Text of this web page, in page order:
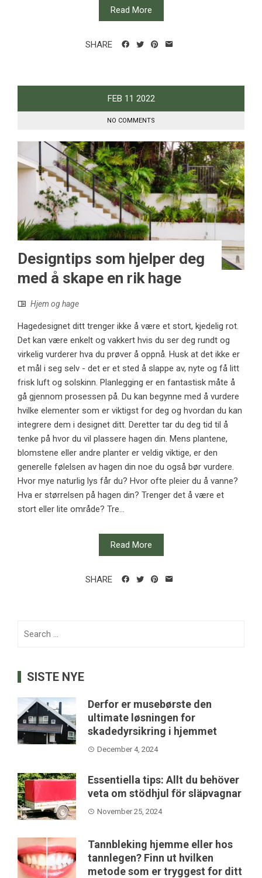
Read More
SHARE
FEB 11 2022
NO COMMENTS
Designtips som hjelper deg
med å skape en rik hage
Hjem og hage
Hagedesignet ditt trenger ikke å være et stort, kjedelig rot.
Det kan være enkelt og vakkert hvis du ser deg rundt og
virkelig vurderer hva du prøver å oppnå. Husk at det ikke er
et mål i seg selv - det er et sted å slappe av, nyte og få litt
frisk luft og solskinn. Planlegging er en fantastisk måte å
gå gjennom prosessen på. Du kan begynne med å vurdere
hvilke elementer som er viktigst for deg og hvordan du kan
integrere dem i designet ditt. Deretter tar du deg tid til å
tenke på hvor du vil plassere hagen din. Mens plantene,
blomstene eller andre planter er veldig viktige, er den
generelle følelsen av hagen din noe du også bør vurdere.
Hvor mye naturlig lys får du? Hvor ofte pleier du å vanne?
Hva er størrelsen på hagen din? Trenger det å være et
stort eller lite område? Tre...
Read More
SHARE
SISTE NYE
Derfor er musebørste den
ultimate løsningen for
skadedyrsikring i hjemmet
December 4, 2024
Essentiella tips: Allt du behöver
veta om stödhjul för släpvagnar
November 25, 2024
Tannbleking hjemme eller hos
tannlegen? Finn ut hvilken
metode som er tryggest for ditt